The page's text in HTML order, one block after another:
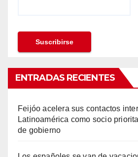
ENTRADAS RECIENTES
Feijóo acelera sus contactos
Latinoamérica como socio
de gobierno